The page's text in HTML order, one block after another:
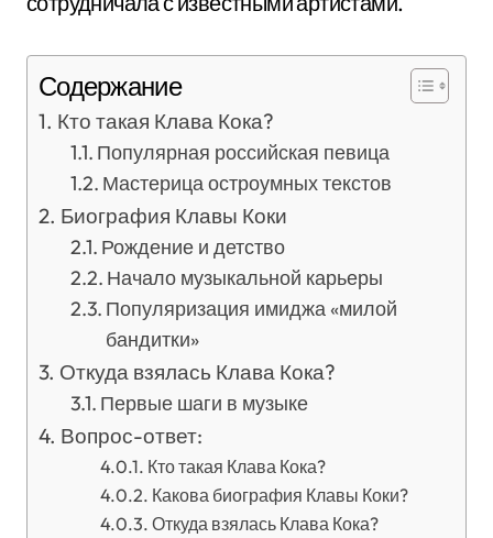
Содержание
Кто такая Клава Кока?
Популярная российская певица
Мастерица остроумных текстов
Биография Клавы Коки
Рождение и детство
Начало музыкальной карьеры
Популяризация имиджа «милой
бандитки»
Откуда взялась Клава Кока?
Первые шаги в музыке
Вопрос-ответ:
Кто такая Клава Кока?
Какова биография Клавы Коки?
Откуда взялась Клава Кока?